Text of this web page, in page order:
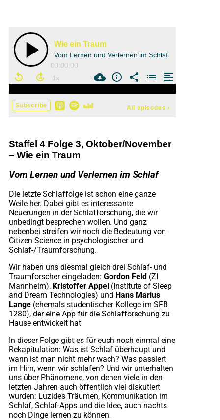
Staffel 4 Folge 3, Oktober/November
– Wie ein Traum
Vom Lernen und Verlernen im Schlaf
Die letzte Schlaffolge ist schon eine ganze
Weile her. Dabei gibt es interessante
Neuerungen in der Schlafforschung, die wir
unbedingt besprechen wollen. Und ganz
nebenbei streifen wir noch die Bedeutung von
Citizen Science in psychologischer und
Schlaf-/Traumforschung.
Wir haben uns diesmal gleich drei Schlaf- und
Traumforscher eingeladen: Gordon Feld (ZI
Mannheim), Kristoffer Appel (Institute of Sleep
and Dream Technologies) und Hans Marius
Lange (ehemals studentischer Kollege im SFB
1280), der eine App für die Schlafforschung zu
Hause entwickelt hat.
In dieser Folge gibt es für euch noch einmal eine
Rekapitulation: Was ist Schlaf überhaupt und
wann ist man nicht mehr wach? Was passiert
im Hirn, wenn wir schlafen? Und wir unterhalten
uns über Phänomene, von denen viele in den
letzten Jahren auch öffentlich viel diskutiert
wurden: Luzides Träumen, Kommunikation im
Schlaf, Schlaf-Apps und die Idee, auch nachts
noch Dinge lernen zu können.